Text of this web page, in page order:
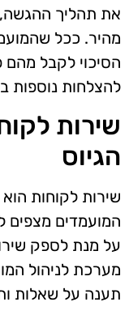
את תהליך
מהיר. ככל
הסיכוי לקבל מהם
להצלחות נוספות
שירות
הגיוס
שירות לקוחות
המועמדים מצפים
על מנת לספק
מערכת לניהול
תענה על שאלות